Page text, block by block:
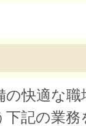
の快適な職
下記の業務